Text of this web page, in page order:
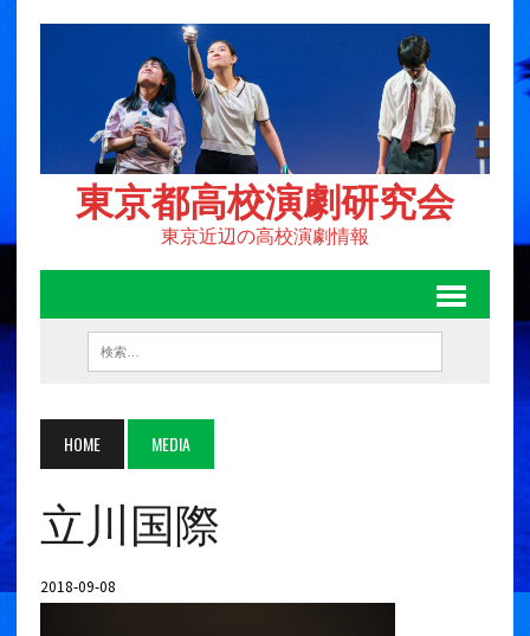
東京都高校演劇研究会
東京近辺の高校演劇情報
HOME MEDIA
立川国際
2018-09-08